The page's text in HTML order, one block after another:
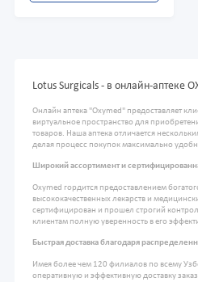
Lotus Surgicals - в онлайн-аптеке
Онлайн аптека "Oxymed" предоставляет
виртуальное пространство для
товаров. Наша аптека отличается
делая процесс покупок максимально
Широкий ассортимент и
Oxymed гордится предоставлением
высококачественных лекарств и
сертифицирован и прошел строгий
клиентам полную уверенность в его
Быстрая доставка благодаря
Имея более чем 120 филиалов по всему
оперативную и эффективную доставку